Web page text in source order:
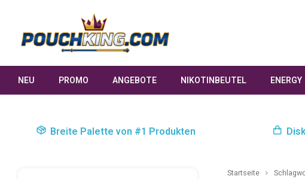
NEU PROMO ANGEBOTE NIKOTINBEUTEL ENERGY
Breite Palette von #1 Produkten
Startseite